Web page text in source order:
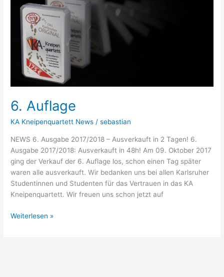
6. Auflage
KA Kneipenquartett News /sebastian
NEWS 6. Ausgabe 2017/2018 – Ausverkauft in 2 Tagen! 6.
Ausgabe 2017/2018: Ausverkauft in 48h! Am 09. Oktober 2017
ging der Verkauf der 6. Auflage los, schon einen Tag später
waren alle ausverkauft. Wir bedanken uns bei allen Karlsruher
Studentinnen und Studenten für das Vertrauen in das KA
Kneipenquartett. Wir freuen uns schon jetzt auf
Weiterlesen »